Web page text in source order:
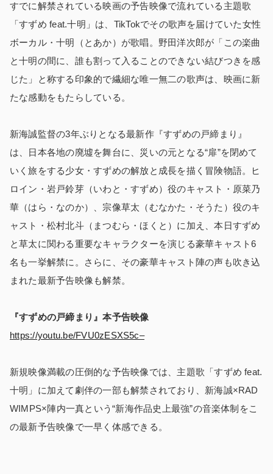
すでに解禁されている映画の予告映像で流れている主題歌
「すずめ feat.十明」は、TikTokでその歌声を届けていた女性
ボーカル・十明（とあか）が歌唱。野田洋次郎が「この楽曲
と十明の間に、誰も割って入ることのできない結びつきを感
じた」と称する印象的で繊細な唯一無二の歌声は、映画に新
たな感動をもたらしている。
新海誠監督の3年ぶりとなる最新作『すずめの戸締まり』
は、日本各地の廃墟を舞台に、災いの元となる“扉”を閉めて
いく旅をする少女・すずめの解放と成長を描く冒険物語。ヒ
ロイン・岩戸鈴芽（いわと・すずめ）役のキャスト・原菜乃
華（はら・なのか）、宗像草太（むなかた・そうた）役のキ
ャスト・松村北斗（まつむら・ほくと）に加え、本日すずめ
と草太に関わる重要なキャラクターを演じる豪華キャスト6
名も一挙解禁に。さらに、その豪華キャスト陣の声も吹き込
まれた最新予告映像も解禁。
『すずめの戸締まり』本予告映像
https://youtu.be/FVU0zESXS5c–
新規映像満載の圧倒的な予告映像では、主題歌「すずめ feat.
十明」に加えて劇伴の一部も解禁されており、新海誠×RAD
WIMPS×陣内一真という“新海作品史上最強”の音楽体制をこ
の最新予告映像で一早く体感できる。